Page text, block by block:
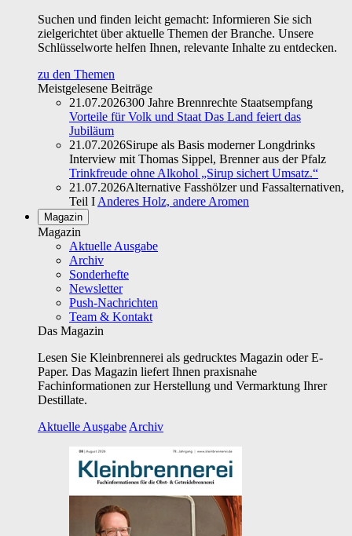
Suchen und finden leicht gemacht: Informieren Sie sich
zielgerichtet über aktuelle Themen der Branche. Unsere
Schlüsselworte helfen Ihnen, relevante Inhalte zu entdecken.
zu den Themen
Meistgelesene Beiträge
21.07.2026300 Jahre Brennrechte Staatsempfang
Vorteile für Volk und Staat Das Land feiert das
Jubiläum
21.07.2026Sirupe als Basis moderner Longdrinks
Interview mit Thomas Sippel, Brenner aus der Pfalz
Trinkfreude ohne Alkohol „Sirup sichert Umsatz.“
21.07.2026Alternative Fasshölzer und Fassalternativen,
Teil I Anderes Holz, andere Aromen
Magazin
Magazin
Aktuelle Ausgabe
Archiv
Sonderhefte
Newsletter
Push-Nachrichten
Team & Kontakt
Das Magazin
Lesen Sie Kleinbrennerei als gedrucktes Magazin oder E-
Paper. Das Magazin liefert Ihnen praxisnahe
Fachinformationen zur Herstellung und Vermarktung Ihrer
Destillate.
Aktuelle Ausgabe Archiv